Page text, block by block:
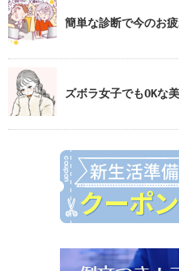
簡単な診断で今のお
ズボラ女子でもOKな